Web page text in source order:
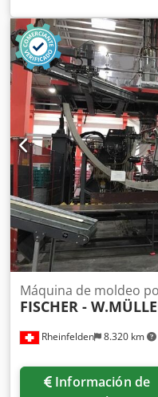
auxiliares AC ARCOR -
6000 Cavidades: 4
AUXILIAR Crjdpfx
TAE EVO 051 2.
3. Depósito de aire -
de aire - Alta presión -
Rheinfelden 8.320 km
Máquina de moldeo
FISCHER -
Información de